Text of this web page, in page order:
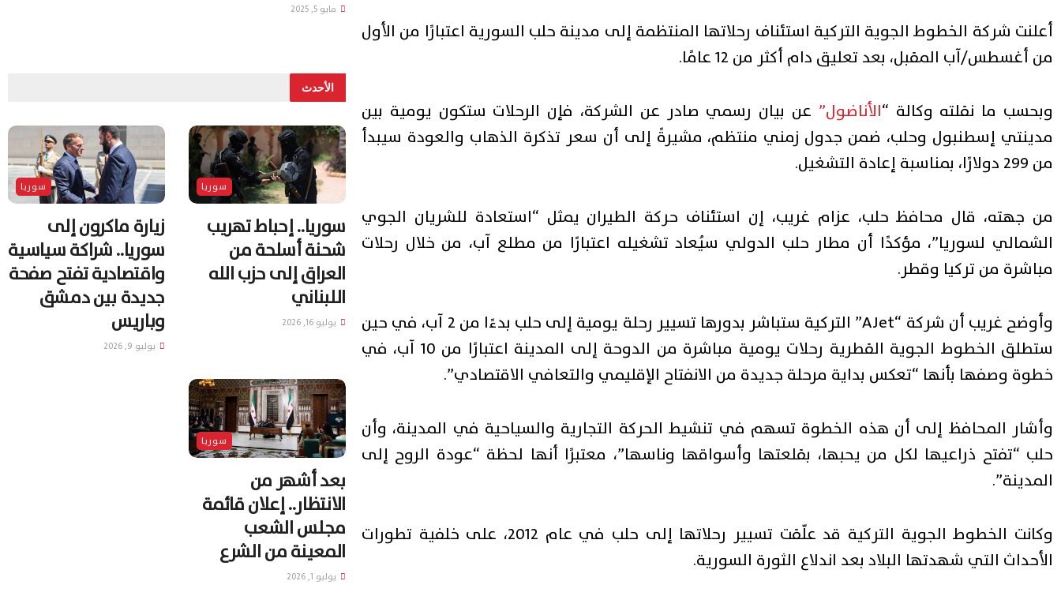
أعلنت شركة الخطوط الجوية التركية استئناف رحلاتها المنتظمة إلى مدينة حلب السورية اعتبارًا من الأول
من أغسطس/آب المقبل، بعد تعليق دام أكثر من 12 عامًا.
وبحسب ما نقلته وكالة “الأناضول” عن بيان رسمي صادر عن الشركة، فإن الرحلات ستكون يومية بين
مدينتي إسطنبول وحلب، ضمن جدول زمني منتظم، مشيرةً إلى أن سعر تذكرة الذهاب والعودة سيبدأ
من 299 دولارًا، بمناسبة إعادة التشغيل.
من جهته، قال محافظ حلب، عزام غريب، إن استئناف حركة الطيران يمثل “استعادة للشريان الجوي
الشمالي لسوريا”، مؤكدًا أن مطار حلب الدولي سيُعاد تشغيله اعتبارًا من مطلع آب، من خلال رحلات
مباشرة من تركيا وقطر.
وأوضح غريب أن شركة “AJet” التركية ستباشر بدورها تسيير رحلة يومية إلى حلب بدءًا من 2 آب، في حين
ستطلق الخطوط الجوية القطرية رحلات يومية مباشرة من الدوحة إلى المدينة اعتبارًا من 10 آب، في
خطوة وصفها بأنها “تعكس بداية مرحلة جديدة من الانفتاح الإقليمي والتعافي الاقتصادي”.
وأشار المحافظ إلى أن هذه الخطوة تسهم في تنشيط الحركة التجارية والسياحية في المدينة، وأن
حلب “تفتح ذراعيها لكل من يحبها، بقلعتها وأسواقها وناسها”، معتبرًا أنها لحظة “عودة الروح إلى
المدينة”.
وكانت الخطوط الجوية التركية قد علّقت تسيير رحلاتها إلى حلب في عام 2012، على خلفية تطورات
الأحداث التي شهدتها البلاد بعد اندلاع الثورة السورية.
مايو 5, 2025
الأحدث
سوريا
سوريا.. إحباط تهريب
شحنة أسلحة من
العراق إلى حزب الله
اللبناني
يوليو 16, 2026
سوريا
زيارة ماكرون إلى
سوريا.. شراكة سياسية
واقتصادية تفتح صفحة
جديدة بين دمشق
وباريس
يوليو 9, 2026
سوريا
بعد أشهر من
الانتظار.. إعلان قائمة
مجلس الشعب
المعينة من الشرع
يوليو 1, 2026